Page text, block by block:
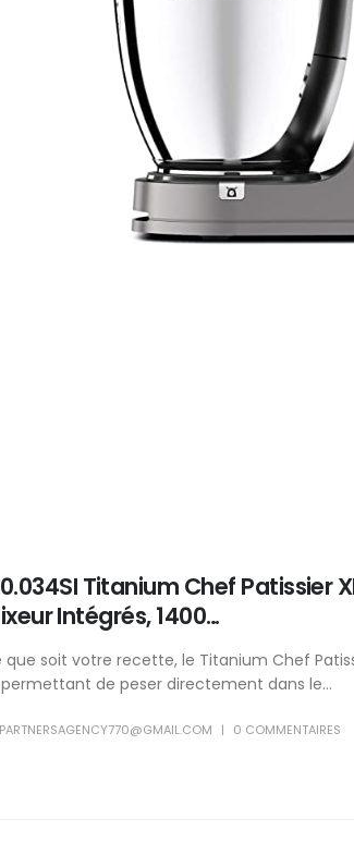
Titanium Chef Patissier
Intégrés, 1400…
que soit votre recette, le Titanium Chef
de peser directement dans le...
0 COMMENTAIRES